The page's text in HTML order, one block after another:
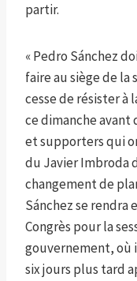
partir.
« Pedro Sánchez
faire au siège de
cesse de résister à
ce dimanche
et supporters qui
du Javier Imbroda
changement de
Sánchez se rendra
Congrès pour la
gouvernement, où
six jours plus tard